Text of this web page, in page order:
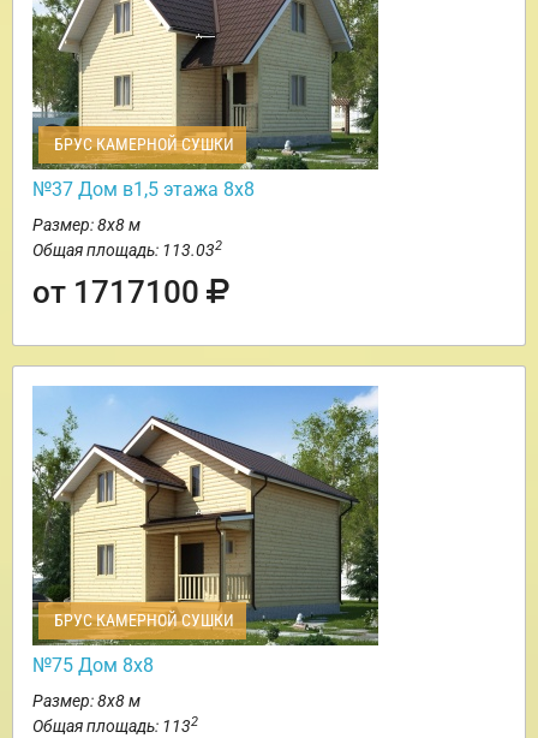
БРУС КАМЕРНОЙ СУШКИ
№37 Дом в1,5 этажа 8х8
Размер: 8х8 м
Общая площадь: 113.032
от 1717100
БРУС КАМЕРНОЙ СУШКИ
№75 Дом 8х8
Размер: 8х8 м
Общая площадь: 1132